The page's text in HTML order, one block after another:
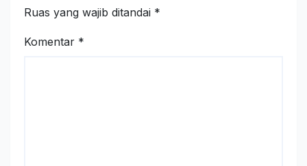
Ruas yang wajib ditandai *
Komentar *